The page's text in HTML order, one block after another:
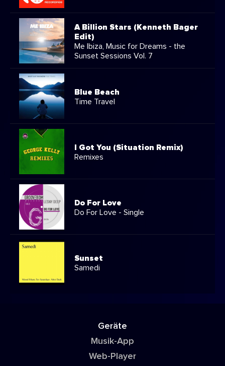
A Billion Stars (Kenneth Bager
Edit)
Me Ibiza, Music for Dreams - the
Sunset Sessions Vol. 7
Blue Beach
Time Travel
I Got You (Situation Remix)
Remixes
Do For Love
Do For Love - Single
Sunset
Samedi
Geräte
Musik-App
Web-Player